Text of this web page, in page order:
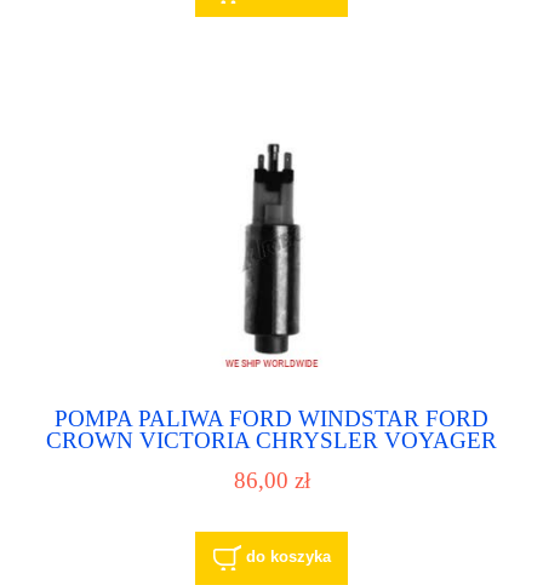
POMPA PALIWA FORD WINDSTAR FORD
CROWN VICTORIA CHRYSLER VOYAGER
MARK VII LINCOLN TOWN CAR
MARQUIS
86,00 zł
do koszyka